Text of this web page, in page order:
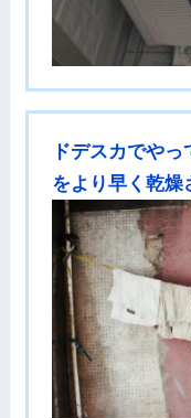
ドデスカでや
をより早く乾燥